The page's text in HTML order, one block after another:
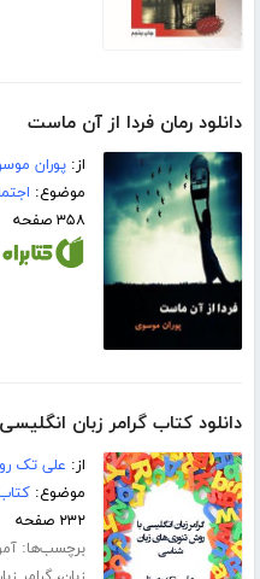
دانلود رمان فردا از آن ماست
از:پوران
موضوع:
۳۵۸ صفحه
دانلود کتاب گرامر زبان
از: علی تک
موضوع:
۲۳۲ صفحه
برچسب‌ها: